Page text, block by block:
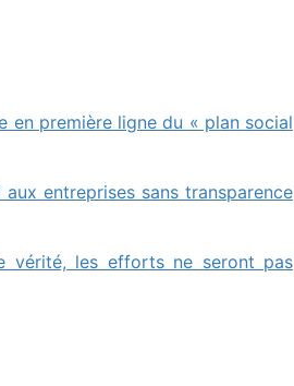
en première ligne du « plan social
aux entreprises sans transparence
vérité, les efforts ne seront pas